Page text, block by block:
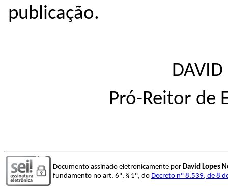
publicação.
DAVID
Pró-Reitor de
Documento assinado eletronicamente por David Lopes
fundamento no art. 6º, § 1º, do Decreto nº 8.539, de 8